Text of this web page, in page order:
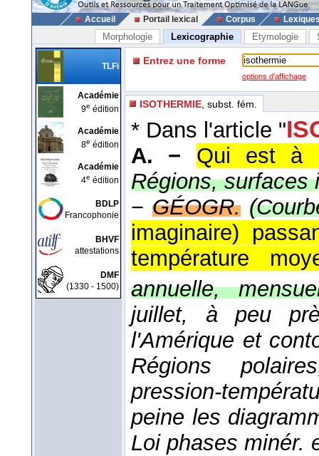
Accueil Portail lexical Corpus
Morphologie Lexicographie Etymologie
TLFi
Académie
9e édition
Académie
8e édition
Académie
4e édition
BDLP
Francophonie
BHVF
attestations
DMF
(1330 - 1500)
Entrez une forme
options d'affichage
ISOTHERMIE , subst. fém.
* Dans l'article "
A. −
Qui est à
Régions, surfaces
−GÉOGR.
imaginaire)
température
annuelle,
juillet, à peu
l'Amérique et
Régions
pression-
peine les
Loi phases minér.